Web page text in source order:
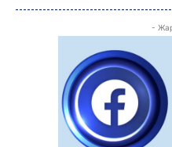
-